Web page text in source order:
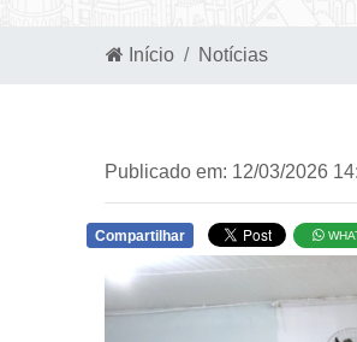
Início Notícias
Publicado em: 12/03/2026
Compartilhar